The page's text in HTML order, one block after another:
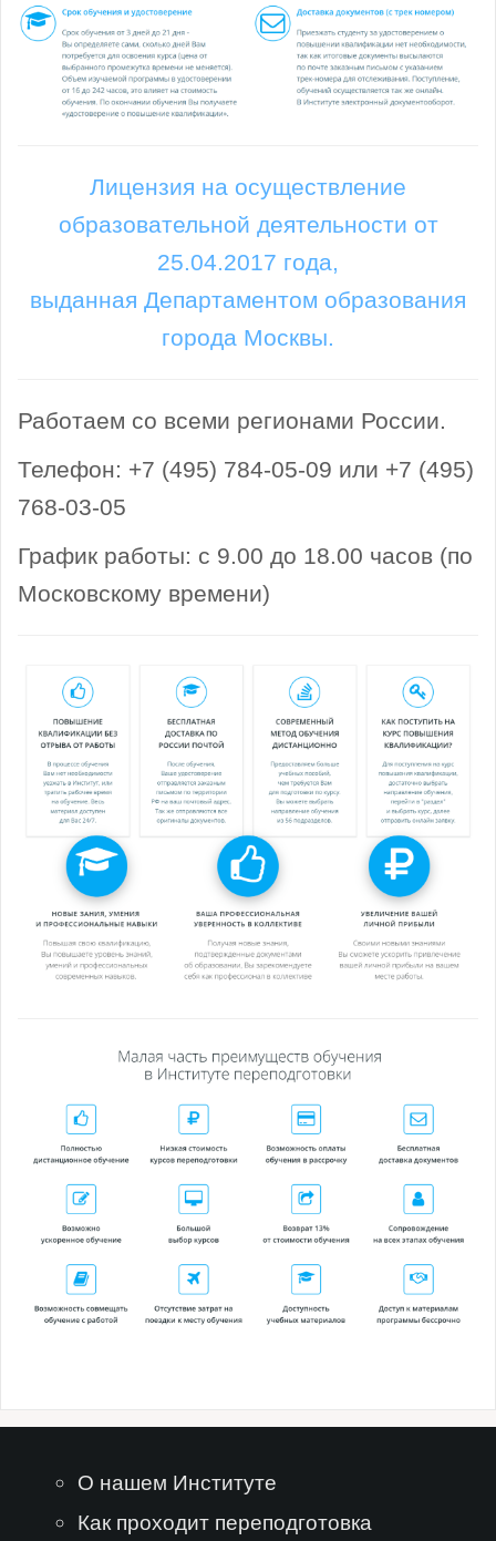
Лицензия на осуществление
образовательной деятельности от
25.04.2017 года,
выданная Департаментом образования
города Москвы.
Работаем со всеми регионами России.
Телефон: +7 (495) 784-05-09 или +7 (495)
768-03-05
График работы: с 9.00 до 18.00 часов (по
Московскому времени)
О нашем Институте
Как проходит переподготовка